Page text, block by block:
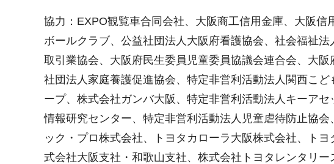
協力：EXPO観覧車合同会社、大阪商工信用金庫、大阪
ボールクラブ、公益社団法人大阪府看護協会、社会福祉
取引業協会、大阪府民生委員児童委員協議会連合会、大
社団法人家庭養護促進協会、特定非営利活動法人関西こ
ープ、株式会社ガンバ大阪、特定非営利活動法人キーア
情報研究センター、特定非営利活動法人児童虐待防止協
ック・プロ株式会社、トヨタカローラ大阪株式会社、ト
式会社大阪支社・和歌山支社、株式会社トヨタレンタリ